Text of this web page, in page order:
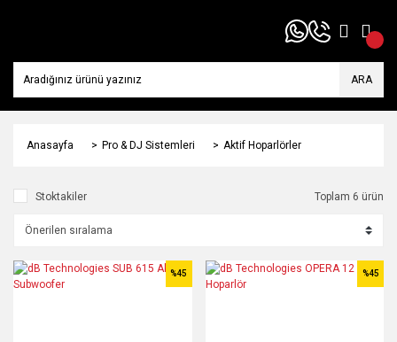
ARA
Anasayfa Pro & DJ Sistemleri Aktif Hoparlörler
Stoktakiler Toplam 6 ürün
%45 %45